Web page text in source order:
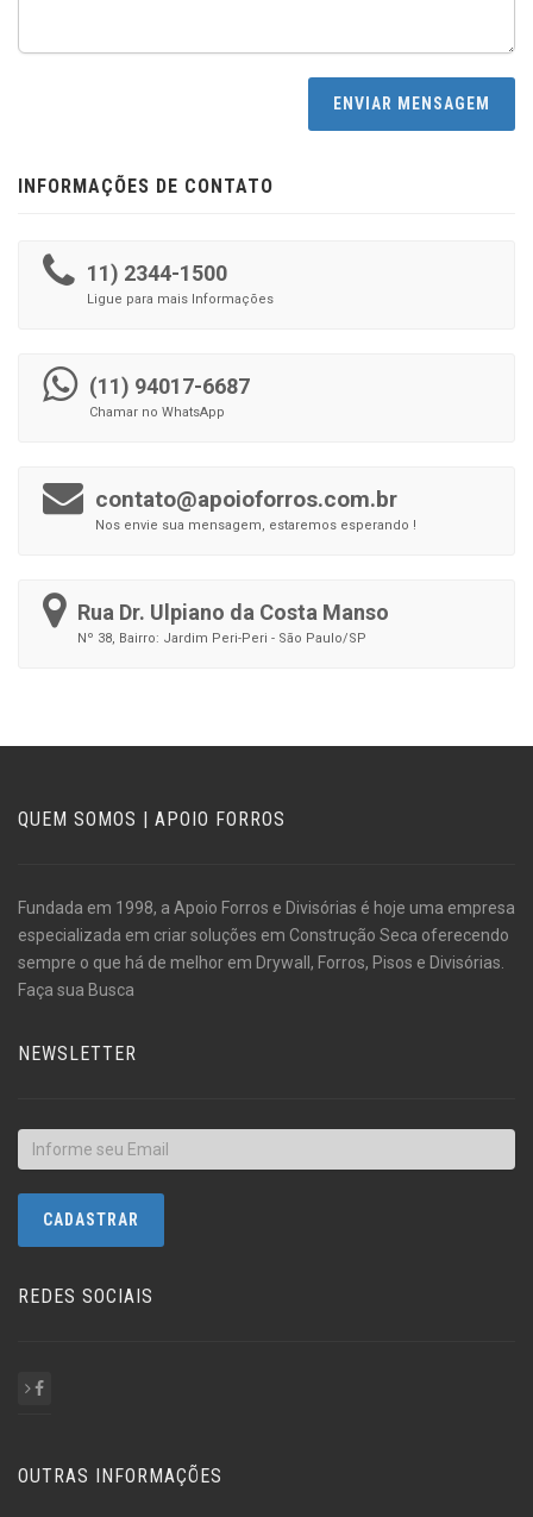
INFORMAÇÕES DE CONTATO
11) 2344-1500
Ligue para mais Informações
(11) 94017-6687
Chamar no WhatsApp
contato@apoioforros.com.br
Nos envie sua mensagem, estaremos esperando !
Rua Dr. Ulpiano da Costa Manso
Nº 38, Bairro: Jardim Peri-Peri - São Paulo/SP
QUEM SOMOS | APOIO FORROS
Fundada em 1998, a Apoio Forros e Divisórias é hoje uma empresa
especializada em criar soluções em Construção Seca oferecendo
sempre o que há de melhor em Drywall, Forros, Pisos e Divisórias.
Faça sua Busca
NEWSLETTER
REDES SOCIAIS
OUTRAS INFORMAÇÕES